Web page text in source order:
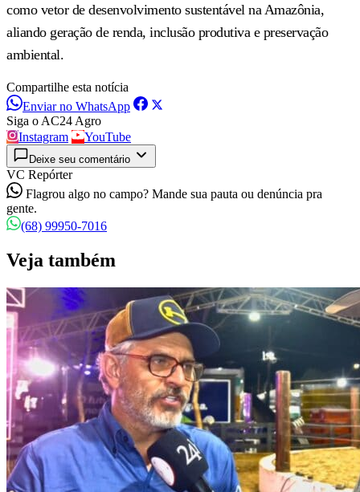
como vetor de desenvolvimento sustentável na Amazônia,
aliando geração de renda, inclusão produtiva e preservação
ambiental.
Compartilhe esta notícia
Enviar no WhatsApp
Siga o AC24 Agro
Instagram
YouTube
Deixe seu comentário
VC Repórter
Flagrou algo no campo? Mande sua pauta ou denúncia pra
gente.
(68) 99950-7016
Veja também